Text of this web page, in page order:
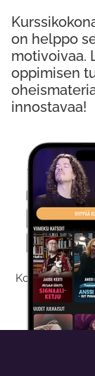
Kokeilemalla
on helppo
motivoivaa.
oppimisen
innostavaa!